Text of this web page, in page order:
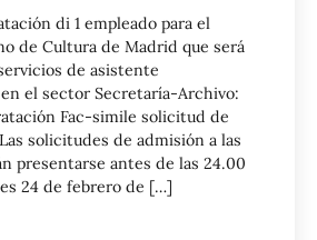
di 1 empleado para el
de Cultura de Madrid que será
de asistente
el sector Secretaría-Archivo:
Fac-simile solicitud de
solicitudes de admisión a las
presentarse antes de las 24.00
24 de febrero de […]